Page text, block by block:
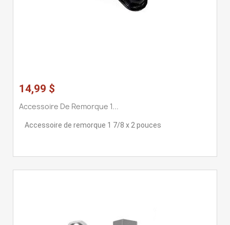
14,99 $
Accessoire De Remorque 1...
Accessoire de remorque 1 7/8 x 2 pouces